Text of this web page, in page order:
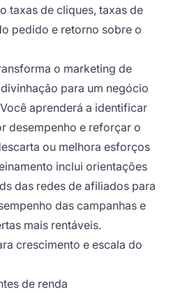
taxas de cliques, taxas de
pedido e retorno sobre o
o marketing de
para um negócio
aprenderá a identificar
desempenho e reforçar o
ou melhora esforços
inclui orientações
das redes de afiliados para
das campanhas e
mais rentáveis.
crescimento e escala do
de renda